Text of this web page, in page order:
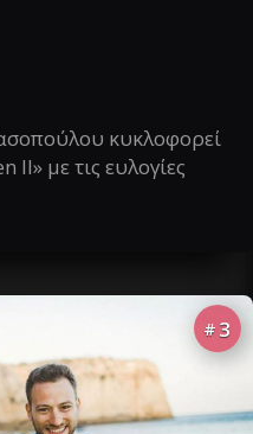
κυκλοφορεί
με τις ευλογίες
# 3